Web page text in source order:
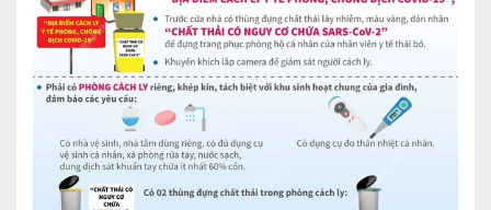
Bác sĩ online - Tư vấn từ xa
Bác sĩ gia đình chăm sóc y tế 24/7
Nhà thuốc GPP
Dịch vụ Y tế Cơ quan – MEDI-OFFICE
Dịch vụ Y tế gia đình – MEDI-HOME